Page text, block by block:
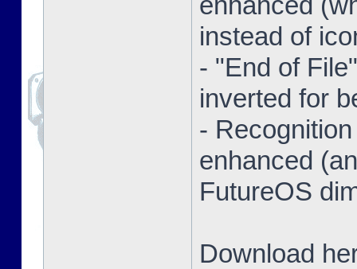
instead of
- "End of
inverted for
-
enhanced
FutureOS
Download